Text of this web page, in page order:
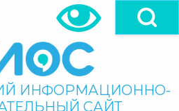
ИНФОРМАЦИОННО-
САЙТ